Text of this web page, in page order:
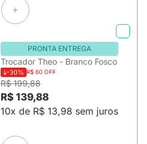
PRONTA ENTREGA
Trocador Theo - Branco Fosco
-30% R$ 60 OFF
R$ 199,88
R$ 139,88
10x de R$ 13,98 sem juros